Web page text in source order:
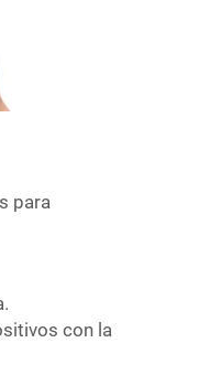
para
con la